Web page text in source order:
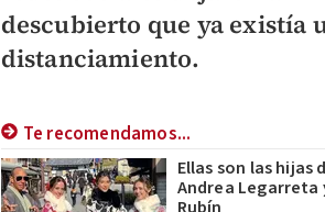
descubierto que ya existía
distanciamiento.
Te recomendamos...
Ellas son las hijas
Andrea Legarreta